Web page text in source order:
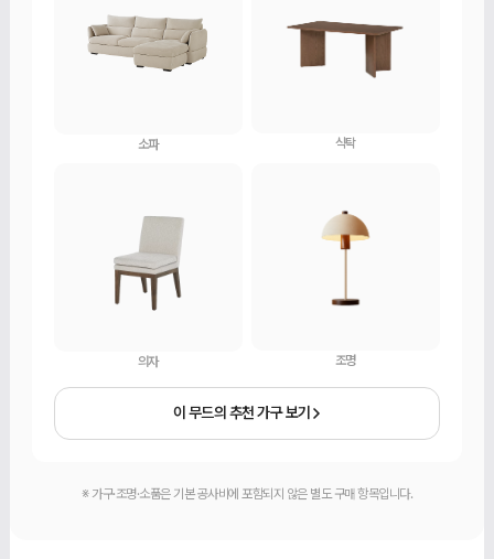
소파 식탁
의자 조명
이 무드의 추천 가구 보기
※ 가구·조명·소품은 기본 공사비에 포함되지 않은 별도 구매 항목입니다.